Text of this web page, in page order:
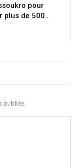
pour
plus de 500…
publiée.